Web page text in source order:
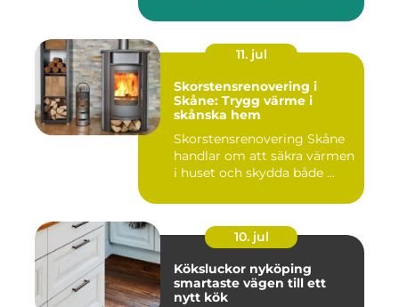
11. jul
Skorstensrenovering i
Skåne: Trygg värme i
skånska hem
Skorstensrenovering Skåne
handlar om att säkra värmen
i huset och skydda både ...
10. jul
Köksluckor nyköping
smartaste vägen till ett
nytt kök